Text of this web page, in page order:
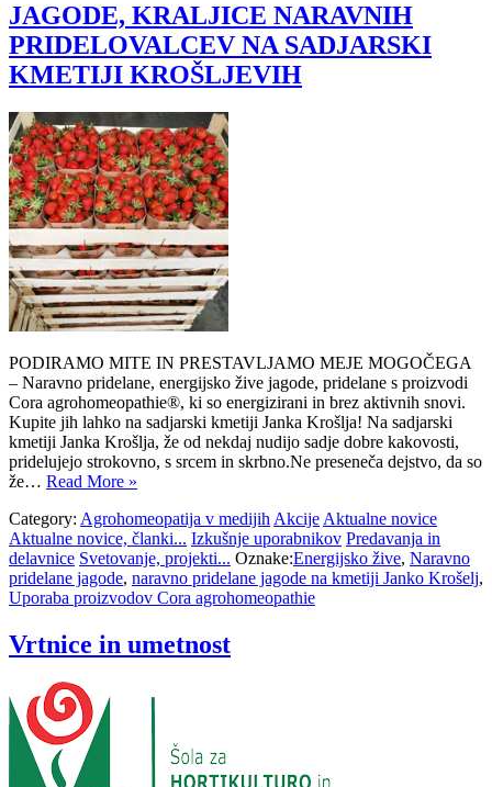
JAGODE, KRALJICE NARAVNIH
PRIDELOVALCEV NA SADJARSKI
KMETIJI KROŠLJEVIH
PODIRAMO MITE IN PRESTAVLJAMO MEJE MOGOČEGA
– Naravno pridelane, energijsko žive jagode, pridelane s proizvodi
Cora agrohomeopathie®, ki so energizirani in brez aktivnih snovi.
Kupite jih lahko na sadjarski kmetiji Janka Krošlja! Na sadjarski
kmetiji Janka Krošlja, že od nekdaj nudijo sadje dobre kakovosti,
pridelujejo strokovno, s srcem in skrbno.Ne preseneča dejstvo, da so
že… Read More »
Category: Agrohomeopatija v medijih Akcije Aktualne novice
Aktualne novice, članki... Izkušnje uporabnikov Predavanja in
delavnice Svetovanje, projekti... Oznake:Energijsko žive, Naravno
pridelane jagode, naravno pridelane jagode na kmetiji Janko Krošelj,
Uporaba proizvodov Cora agrohomeopathie
Vrtnice in umetnost